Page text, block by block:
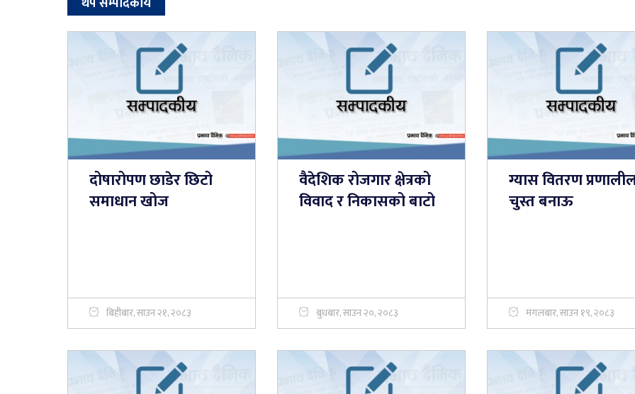
दोषारोपण छाडेर छिटो
समाधान खोज
बिहीबार, साउन २१, २०८३
वैदेशिक रोजगार क्षेत्रको
विवाद र निकासको बाटो
बुधबार, साउन २०, २०८३
ग्यास वितरण
चुस्त बनाऊ
मंगलबार, साउन १९, २०८३